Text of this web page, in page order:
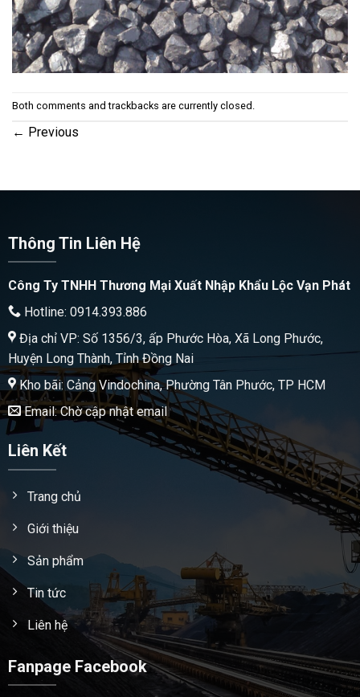
Both comments and trackbacks are currently closed.
← Previous
Thông Tin Liên Hệ
Công Ty TNHH Thương Mại Xuất Nhập Khẩu Lộc Vạn Phát
Hotline: 0914.393.886
Địa chỉ VP: Số 1356/3, ấp Phước Hòa, Xã Long Phước,
Huyện Long Thành, Tỉnh Đồng Nai
Kho bãi: Cảng Vindochina, Phường Tân Phước, TP HCM
Email: Chờ cập nhật email
Liên Kết
Trang chủ
Giới thiệu
Sản phẩm
Tin tức
Liên hệ
Fanpage Facebook